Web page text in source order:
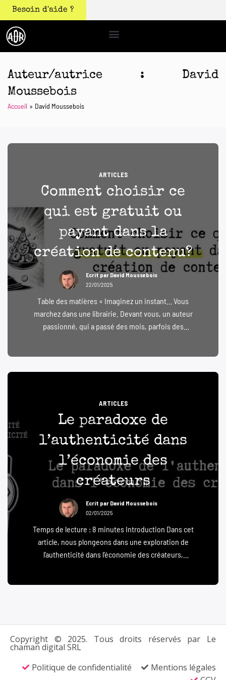
Besoin d'aide ?
Auteur/autrice : David
Moussebois
Accueil David Moussebois
ARTICLES
Comment choisir ce
qui est gratuit ou
payant dans la
création de contenu?
Ecrit par David Moussebois
22/01/2025
Table des matières « Imaginez un instant… Vous
marchez dans une librairie. Devant vous, un auteur
passionné, qui a passé des mois, parfois des
ARTICLES
Le paradoxe de
l’authenticité dans
l’économie des
créateurs
Ecrit par David Moussebois
02/01/2025
Temps de lecture : 8 minutes Introduction Dans cet
article, nous plongeons dans une exploration de
l’authenticité dans l’économie des créateurs,
Copyright © 2025. Tous droits réservés par Le
chaman digital SRL
Politique de confidentialité
Mentions légales